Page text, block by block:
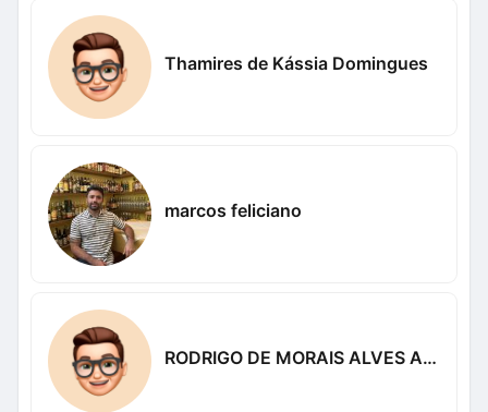
Thamires de Kássia Domingues
marcos feliciano
RODRIGO DE MORAIS ALVES ALVES